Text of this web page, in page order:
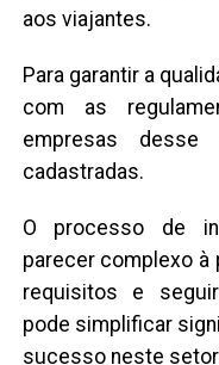
aos viajantes.
Para garantir a
com as
empresas desse
cadastradas.
O processo de
parecer complexo à
requisitos e
pode simplificar
sucesso neste